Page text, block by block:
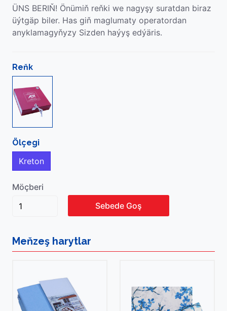
ÜNS BERIŇ! Önümiň reňki we nagyşy suratdan biraz
üýtgäp biler. Has giň maglumaty operatordan
anyklamagyňyzy Sizden haýyş edýäris.
Reňk
Ölçegi
Kreton
Möçberi
Sebede Goş
Meňzeş harytlar